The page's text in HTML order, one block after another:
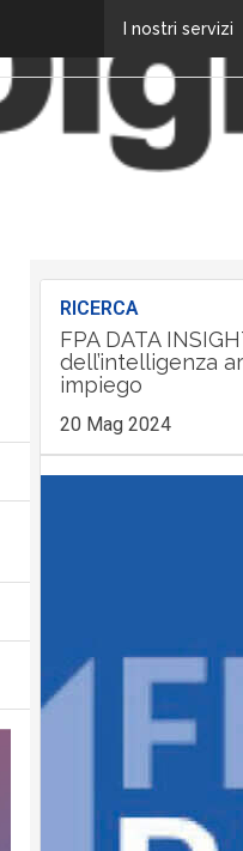
I nostri servizi
RICERCA
FPA DATA
dell’intelligenza
impiego
20 Mag 2024